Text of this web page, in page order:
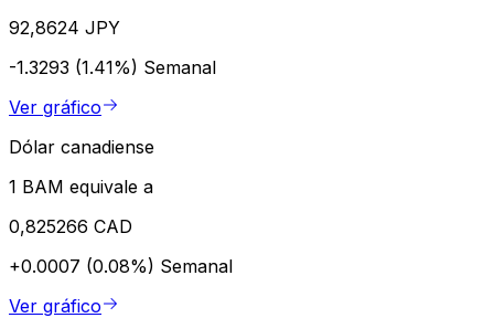
92,8624 JPY
-1.3293 (1.41%) Semanal
Ver gráfico
Dólar canadiense
1 BAM equivale a
0,825266 CAD
+0.0007 (0.08%) Semanal
Ver gráfico